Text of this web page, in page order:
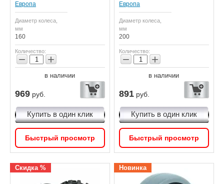
Европа
Диаметр колеса,
мм
160
Количество:
− +
в наличии
969 руб.
Купить в один клик
Быстрый просмотр
Европа
Диаметр колеса,
мм
200
Количество:
− +
в наличии
891 руб.
Купить в один клик
Быстрый просмотр
Скидка % Новинка